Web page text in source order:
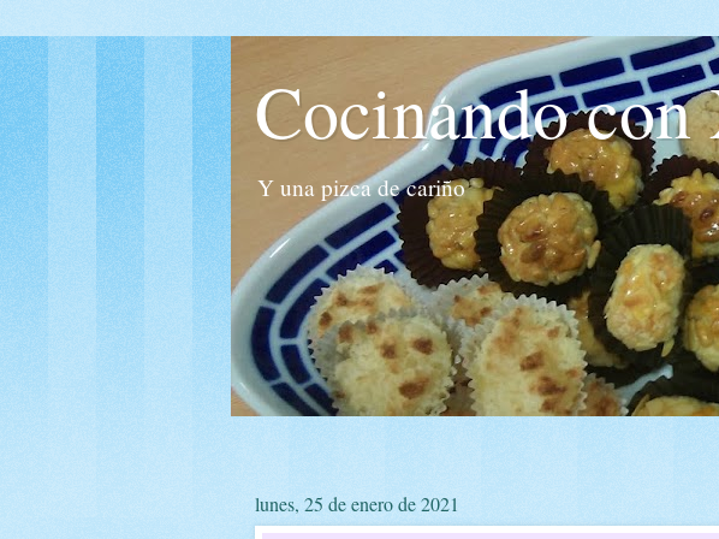
Cocinando con
Y una pizca de cariño
lunes, 25 de enero de 2021